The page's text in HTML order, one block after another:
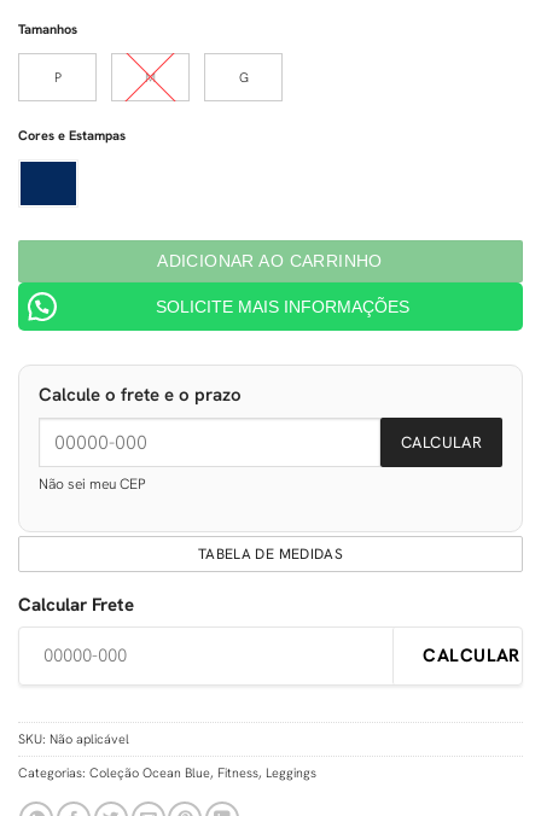
Tamanhos
P M G
Cores e Estampas
ADICIONAR AO CARRINHO
SOLICITE MAIS INFORMAÇÕES
Calcule o frete e o prazo
CALCULAR
Não sei meu CEP
TABELA DE MEDIDAS
Calcular Frete
CALCULAR
SKU: Não aplicável
Categorias: Coleção Ocean Blue, Fitness, Leggings